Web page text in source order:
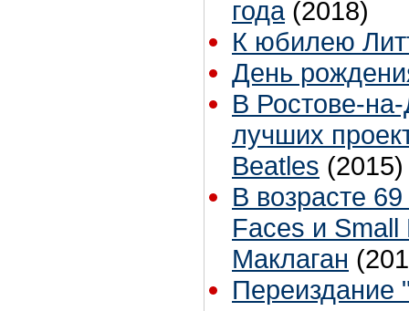
года (2018)
К юбилею
День
В Ростове-
лучших
Beatles (2015)
В возрасте
Faces и
Маклаган
Переиздание